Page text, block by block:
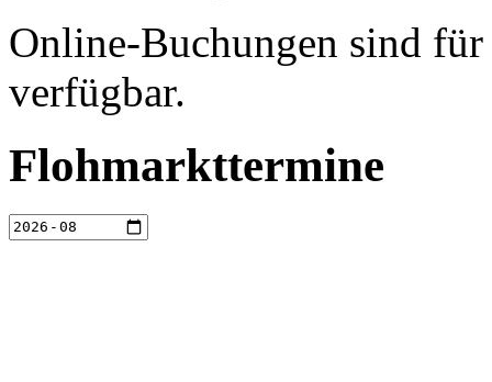
Online-Buchungen sind
verfügbar.
Flohmarkttermine